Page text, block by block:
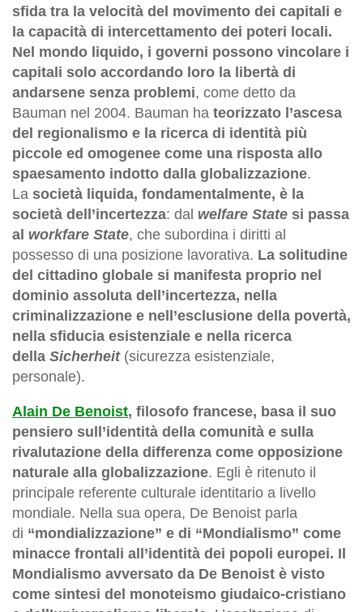
sfida tra la velocità del movimento dei capitali e
la capacità di intercettamento dei poteri locali.
Nel mondo liquido, i governi possono vincolare i
capitali solo accordando loro la libertà di
andarsene senza problemi, come detto da
Bauman nel 2004. Bauman ha teorizzato l’ascesa
del regionalismo e la ricerca di identità più
piccole ed omogenee come una risposta allo
spaesamento indotto dalla globalizzazione.
La società liquida, fondamentalmente, è la
società dell’incertezza: dal welfare State si passa
al workfare State, che subordina i diritti al
possesso di una posizione lavorativa. La solitudine
del cittadino globale si manifesta proprio nel
dominio assoluta dell’incertezza, nella
criminalizzazione e nell’esclusione della povertà,
nella sfiducia esistenziale e nella ricerca
della Sicherheit(sicurezza esistenziale,
personale).
Alain De Benoist, filosofo francese, basa il suo
pensiero sull’identità della comunità e sulla
rivalutazione della differenza come opposizione
naturale alla globalizzazione. Egli è ritenuto il
principale referente culturale identitario a livello
mondiale. Nella sua opera, De Benoist parla
di “mondializzazione” e di “Mondialismo” come
minacce frontali all’identità dei popoli europei. Il
Mondialismo avversato da De Benoist è visto
come sintesi del monoteismo giudaico-cristiano